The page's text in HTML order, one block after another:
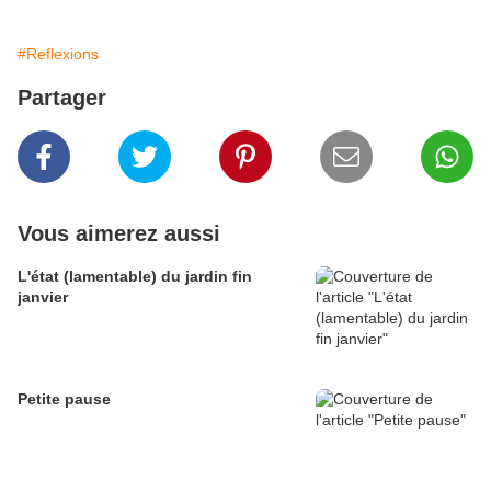
#Reflexions
Partager
Vous aimerez aussi
L'état (lamentable) du jardin fin
janvier
Petite pause